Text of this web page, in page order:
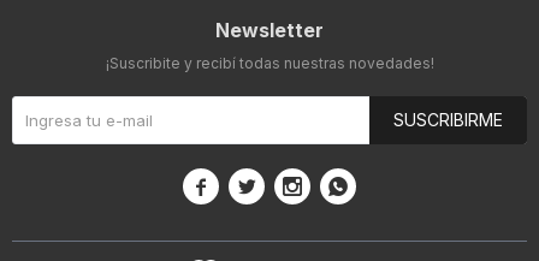
Newsletter
¡Suscribite y recibí todas nuestras novedades!
SUSCRIBIRME
   